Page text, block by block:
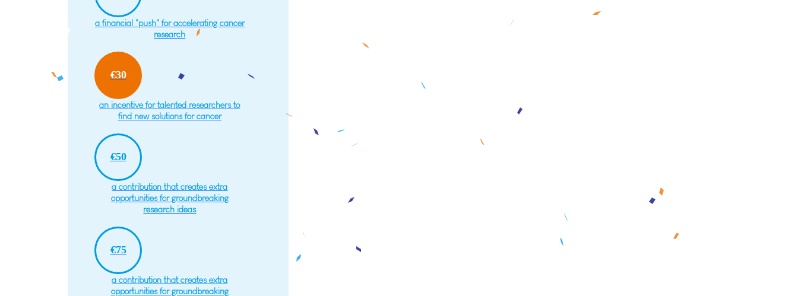
a financial "push" for accelerating cancer
research
€30
an incentive for talented researchers to
find new solutions for cancer
€50
a contribution that creates extra
opportunities for groundbreaking
research ideas
€75
a contribution that creates extra
opportunities for groundbreaking